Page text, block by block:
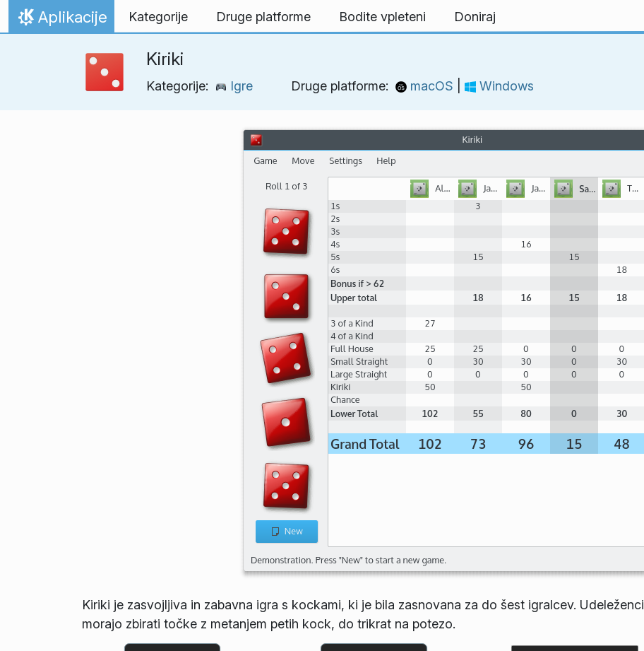
Preskoči na vsebino
Domov
Aplikacije Kategorije Druge platforme Bodite vpleteni Doniraj
Kiriki
Kategorije: Igre Druge platforme: macOS Windows
Kiriki je zasvojljiva in zabavna igra s kockami, ki je bila zasnovana za do šest igralcev. Udeleženci
morajo zbirati točke z metanjem petih kock, do trikrat na potezo.